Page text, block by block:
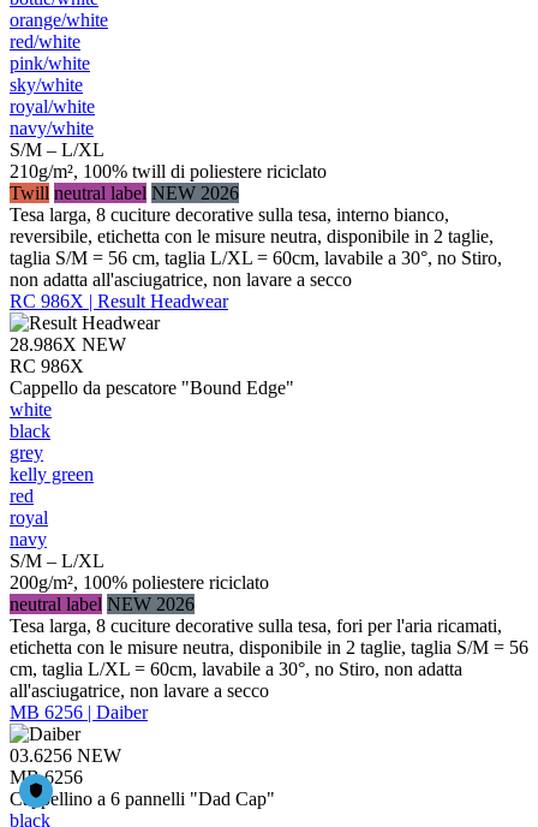
orange/​white
red/​white
pink/​white
sky/​white
royal/​white
navy/​white
S/M – L/XL
210g/m², 100% twill di poliestere riciclato
Twill neutral label NEW 2026
Tesa larga, 8 cuciture decorative sulla tesa, interno bianco,
reversibile, etichetta con le misure neutra, disponibile in 2 taglie,
taglia S/M = 56 cm, taglia L/XL = 60cm, lavabile a 30°, no Stiro,
non adatta all'asciugatrice, non lavare a secco
RC 986X | Result Headwear
28.986X NEW
RC 986X
Cappello da pescatore "Bound Edge"
white
black
grey
kelly green
red
royal
navy
S/M – L/XL
200g/m², 100% poliestere riciclato
neutral label NEW 2026
Tesa larga, 8 cuciture decorative sulla tesa, fori per l'aria ricamati,
etichetta con le misure neutra, disponibile in 2 taglie, taglia S/M = 56
cm, taglia L/XL = 60cm, lavabile a 30°, no Stiro, non adatta
all'asciugatrice, non lavare a secco
MB 6256 | Daiber
03.6256 NEW
MB 6256
Cappellino a 6 pannelli "Dad Cap"
black